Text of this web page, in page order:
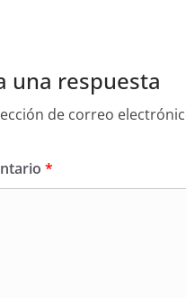
una respuesta
de correo
*